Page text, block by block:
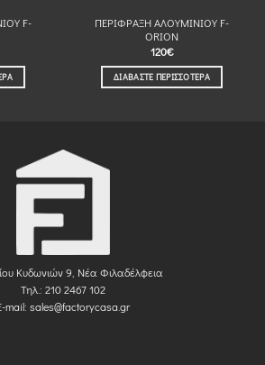
F-
ΠΕΡΙΦΡΑΞΗ ΑΛΟΥΜΙΝΙΟΥ F-
ORION
120€
ΔΙΑΒΆΣΤΕ ΠΕΡΙΣΣΌΤΕΡΑ
Κυδωνιών 9, Νέα Φιλαδέλφεια
Τηλ.: 210 2467 102
mail: sales@factorycasa.gr